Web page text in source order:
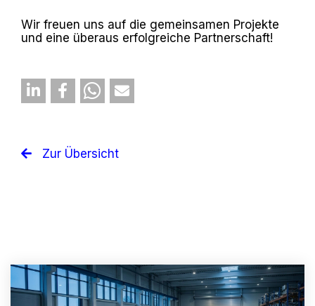
Wir freuen uns auf die gemeinsamen Projekte
und eine überaus erfolgreiche Partnerschaft!
Zur Übersicht